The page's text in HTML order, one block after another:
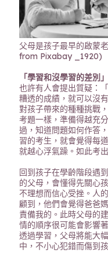
父母是孩子最早的啟
from Pixabay _1920)
「學習和沒學習的差別」
也許有人會提出質疑：
糟透的成績，就可以沒
對孩子帶來的種種挑戰
考題一樣，準備得越充
過，知道問題如何作答
習的考生，就會覺得每
就越心浮氣躁。如此考
回到孩子在學齡階段遇
的父母，會懂得先關心
不理想而信心受挫。人
顧到，他們會覺得爸爸
責備我的。此時父母的
情的順序很可能會影響
透過學習，父母將能大
中，不小心犯錯而傷到